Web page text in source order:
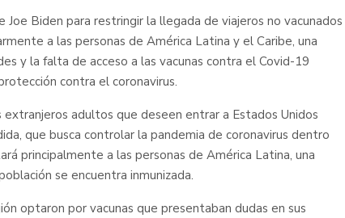
Biden para restringir la llegada de viajeros no vacunados
a las personas de América Latina y el Caribe, una
y la falta de acceso a las vacunas contra el Covid-19
contra el coronavirus.
adultos que deseen entrar a Estados Unidos
que busca controlar la pandemia de coronavirus dentro
principalmente a las personas de América Latina, una
se encuentra inmunizada.
optaron por vacunas que presentaban dudas en sus